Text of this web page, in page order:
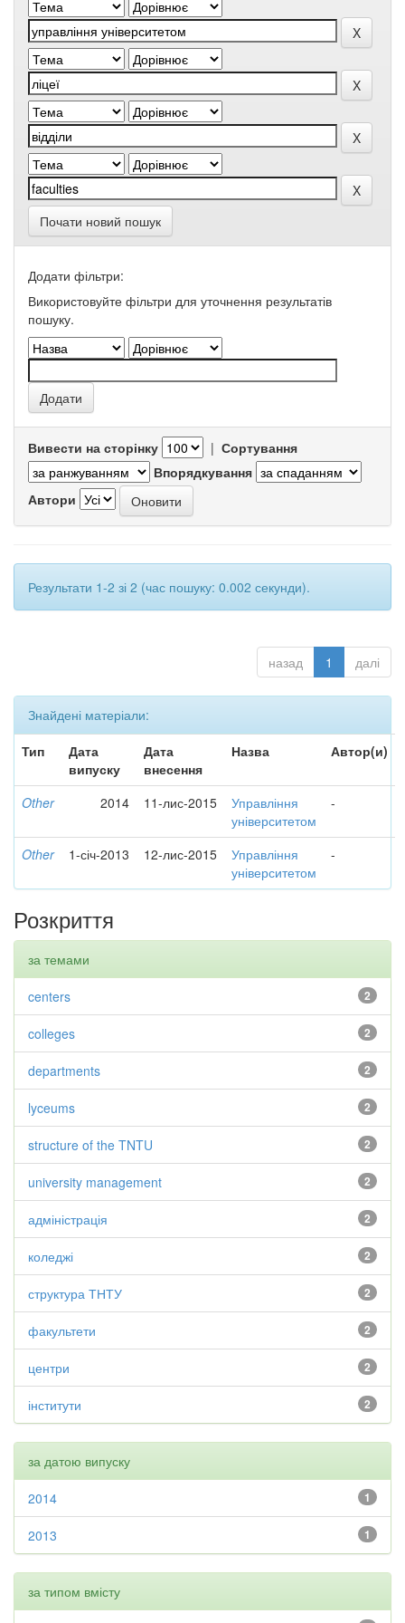
Почати новий пошук
Додати фільтри:
Використовуйте фільтри для уточнення результатів
пошуку.
Вивести на сторінку | Сортування
Впорядкування
Автори
Результати 1-2 зі 2 (час пошуку: 0.002 секунди).
назад 1 далі
Знайдені матеріали:
Тип
Дата
випуску
Дата
внесення
Назва Автор(и)
Other 2014 11-лис-2015
Управління
університетом
-
Other 1-січ-2013 12-лис-2015
Управління
університетом
-
Розкриття
за темами
2
centers
2
colleges
2
departments
2
lyceums
2
structure of the TNTU
2
university management
2
адміністрація
2
коледжі
2
структура ТНТУ
2
факультети
2
центри
2
інститути
за датою випуску
1
2014
1
2013
за типом вмісту